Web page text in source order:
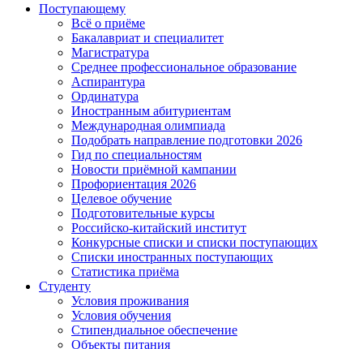
Поступающему
Всё о приёме
Бакалавриат и специалитет
Магистратура
Среднее профессиональное образование
Аспирантура
Ординатура
Иностранным абитуриентам
Международная олимпиада
Подобрать направление подготовки 2026
Гид по специальностям
Новости приёмной кампании
Профориентация 2026
Целевое обучение
Подготовительные курсы
Российско-китайский институт
Конкурсные списки и списки поступающих
Списки иностранных поступающих
Статистика приёма
Студенту
Условия проживания
Условия обучения
Стипендиальное обеспечение
Объекты питания